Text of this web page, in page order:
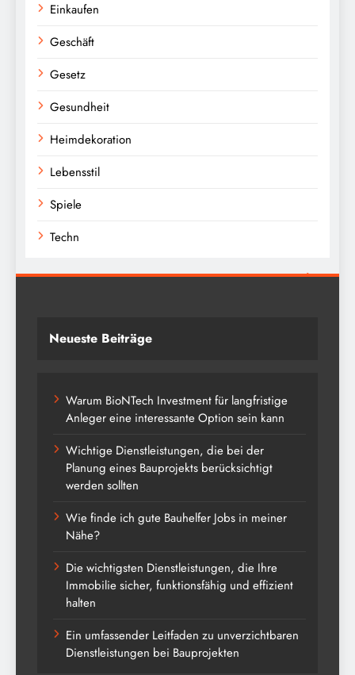
Einkaufen
Geschäft
Gesetz
Gesundheit
Heimdekoration
Lebensstil
Spiele
Techn
Neueste Beiträge
Warum BioNTech Investment für langfristige
Anleger eine interessante Option sein kann
Wichtige Dienstleistungen, die bei der
Planung eines Bauprojekts berücksichtigt
werden sollten
Wie finde ich gute Bauhelfer Jobs in meiner
Nähe?
Die wichtigsten Dienstleistungen, die Ihre
Immobilie sicher, funktionsfähig und effizient
halten
Ein umfassender Leitfaden zu unverzichtbaren
Dienstleistungen bei Bauprojekten